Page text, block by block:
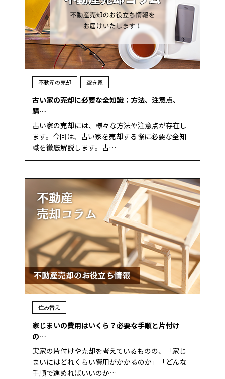
不動産の売却 空き家
古い家の売却に必要な全知識：方法、注意点、
購…
古い家の売却には、様々な方法や注意点が存在し
ます。今回は、古い家を売却する際に必要な全知
識を徹底解説します。古…
住み替え
家じまいの費用はいくら？必要な手順と片付け
の…
実家の片付けや売却を考えているものの、「家じ
まいにはどれくらい費用がかかるのか」「どんな
手順で進めればいいのか…